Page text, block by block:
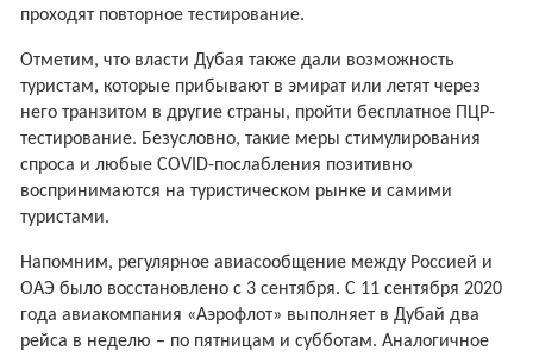
проходят повторное тестирование.
Отметим, что власти Дубая также дали возможность
туристам, которые прибывают в эмират или летят через
него транзитом в другие страны, пройти бесплатное ПЦР-
тестирование. Безусловно, такие меры стимулирования
спроса и любые COVID-послабления позитивно
воспринимаются на туристическом рынке и самими
туристами.
Напомним, регулярное авиасообщение между Россией и
ОАЭ было восстановлено с 3 сентября. С 11 сентября 2020
года авиакомпания «Аэрофлот» выполняет в Дубай два
рейса в неделю – по пятницам и субботам. Аналогичное